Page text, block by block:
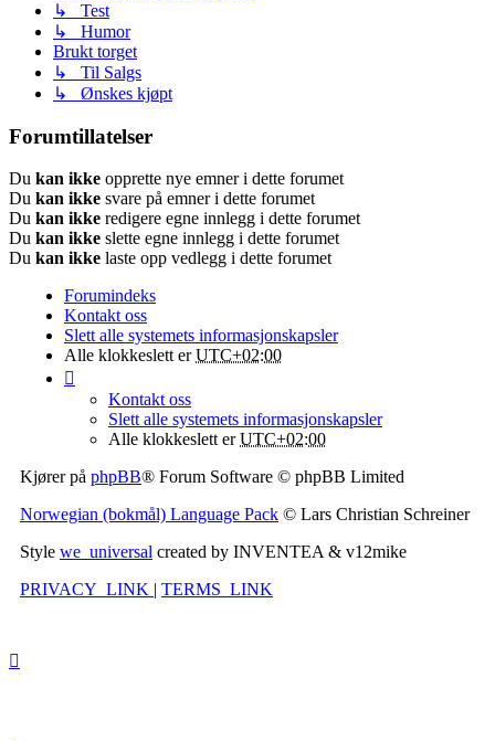
↳ Test
↳ Humor
Brukt torget
↳ Til Salgs
↳ Ønskes kjøpt
Forumtillatelser
Du kan ikke opprette nye emner i dette forumet
Du kan ikke svare på emner i dette forumet
Du kan ikke redigere egne innlegg i dette forumet
Du kan ikke slette egne innlegg i dette forumet
Du kan ikke laste opp vedlegg i dette forumet
Forumindeks
Kontakt oss
Slett alle systemets informasjonskapsler
Alle klokkeslett erUTC+02:00
Kontakt oss
Slett alle systemets informasjonskapsler
Alle klokkeslett erUTC+02:00
Kjører på phpBB® Forum Software © phpBB Limited
Norwegian (bokmål) Language Pack © Lars Christian Schreiner
Style we_universal created by INVENTEA & v12mike
PRIVACY_LINK | TERMS_LINK